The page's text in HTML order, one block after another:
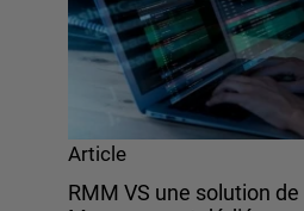
Article
RMM VS une solution